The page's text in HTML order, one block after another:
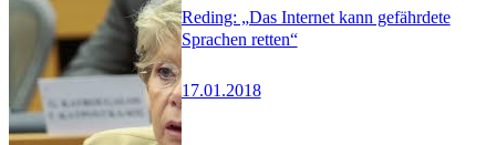
Reding: „Das Internet kann gefährdete
Sprachen retten“
17.01.2018